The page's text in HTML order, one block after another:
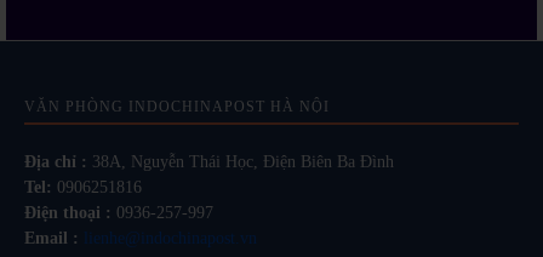
VĂN PHÒNG INDOCHINAPOST HÀ NỘI
Địa chỉ : 38A, Nguyễn Thái Học, Điện Biên Ba Đình
Tel: 0906251816
Điện thoại : 0936-257-997
Email :
lienhe@indochinapost.vn